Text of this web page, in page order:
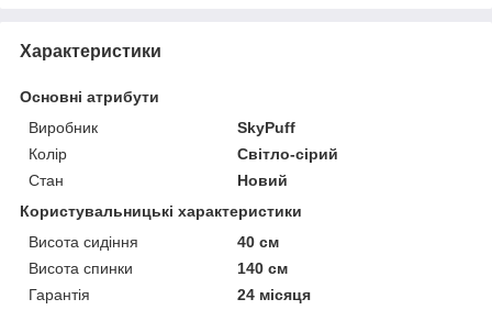
Характеристики
Основні атрибути
Виробник
SkyPuff
Колір
Світло-сірий
Стан
Новий
Користувальницькі характеристики
Висота сидіння
40 см
Висота спинки
140 см
Гарантія
24 місяця